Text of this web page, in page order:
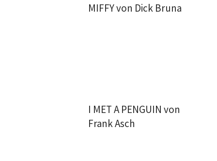
MIFFY von Dick Bruna
I MET A PENGUIN von
Frank Asch